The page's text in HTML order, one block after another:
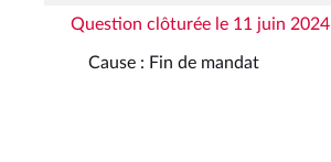
Question clôturée le 11 juin 2024
Cause : Fin de mandat